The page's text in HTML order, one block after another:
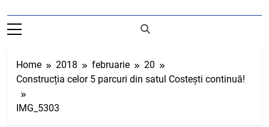
Home 2018 februarie
20
Construcția celor 5 parcuri din satul Costești continuă!
IMG_5303